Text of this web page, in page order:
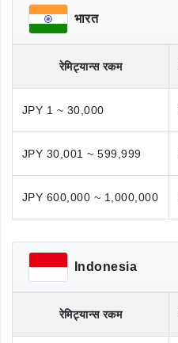
भारत
रेमिट्यान्स रकम
JPY 1 ~ 30,000
JPY 30,001 ~ 599,999
JPY 600,000 ~ 1,000,000
Indonesia
रेमिट्यान्स रकम